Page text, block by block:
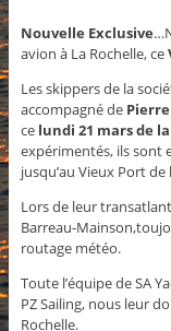
Nouvelle Exclusive
avion à La Rochelle, ce
Les skippers de la
accompagné de
ce lundi 21 mars de
expérimentés, ils sont
jusqu’au Vieux Port de
Lors de leur
Barreau-
routage météo.
Toute l’équipe de SA
PZ Sailing, nous leur
Rochelle.